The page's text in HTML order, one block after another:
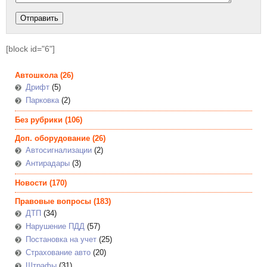
[block id="6"]
Автошкола(26)
Дрифт (5)
Парковка(2)
Без рубрики (106)
Доп. оборудование (26)
Автосигнализации (2)
Антирадары (3)
Новости (170)
Правовые вопросы (183)
ДТП (34)
Нарушение ПДД (57)
Постановка на учет (25)
Страхование авто (20)